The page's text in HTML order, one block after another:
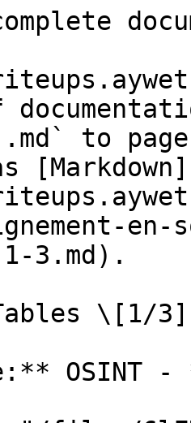
to
[Markdown]
3.md).
\[1/3]